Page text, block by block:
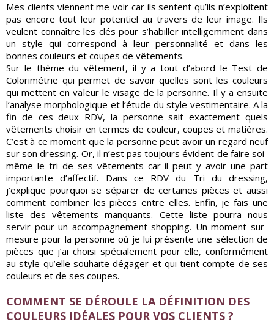
Mes clients viennent me voir car ils sentent qu’ils n’exploitent
pas encore tout leur potentiel au travers de leur image. Ils
veulent connaître les clés pour s’habiller intelligemment dans
un style qui correspond à leur personnalité et dans les
bonnes couleurs et coupes de vêtements.
Sur le thème du vêtement, il y a tout d’abord le Test de
Colorimétrie qui permet de savoir quelles sont les couleurs
qui mettent en valeur le visage de la personne. Il y a ensuite
l’analyse morphologique et l’étude du style vestimentaire. A la
fin de ces deux RDV, la personne sait exactement quels
vêtements choisir en termes de couleur, coupes et matières.
C’est à ce moment que la personne peut avoir un regard neuf
sur son dressing. Or, il n’est pas toujours évident de faire soi-
même le tri de ses vêtements car il peut y avoir une part
importante d’affectif. Dans ce RDV du Tri du dressing,
j’explique pourquoi se séparer de certaines pièces et aussi
comment combiner les pièces entre elles. Enfin, je fais une
liste des vêtements manquants. Cette liste pourra nous
servir pour un accompagnement shopping. Un moment sur-
mesure pour la personne où je lui présente une sélection de
pièces que j’ai choisi spécialement pour elle, conformément
au style qu’elle souhaite dégager et qui tient compte de ses
couleurs et de ses coupes.
COMMENT SE DÉROULE LA DÉFINITION DES
COULEURS IDÉALES POUR VOS CLIENTS ?